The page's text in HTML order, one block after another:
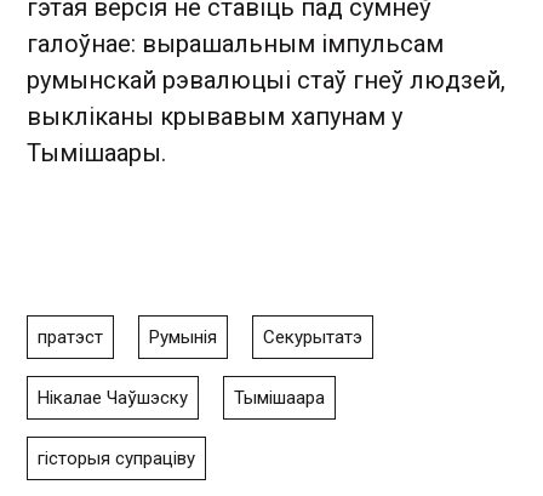
гэтая версія не ставіць пад сумнеў
галоўнае: вырашальным імпульсам
румынскай рэвалюцыі стаў гнеў людзей,
выкліканы крывавым хапунам у
Тымішаары.
пратэст Румынія Секурытатэ
Нікалае Чаўшэску Тымішаара
гісторыя супраціву